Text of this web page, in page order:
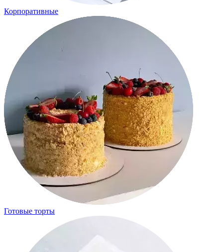
Корпоративные
Готовые торты